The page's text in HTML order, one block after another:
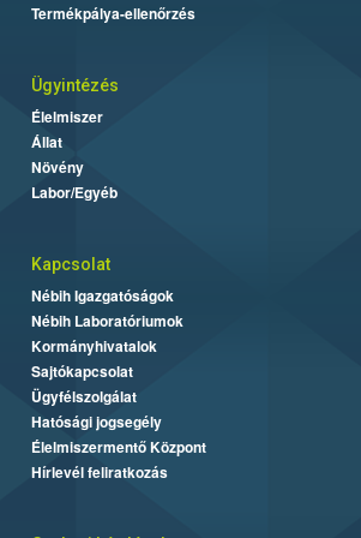
Termékpálya-ellenőrzés
Ügyintézés
Élelmiszer
Állat
Növény
Labor/Egyéb
Kapcsolat
Nébih Igazgatóságok
Nébih Laboratóriumok
Kormányhivatalok
Sajtókapcsolat
Ügyfélszolgálat
Hatósági jogsegély
Élelmiszermentő Központ
Hírlevél feliratkozás